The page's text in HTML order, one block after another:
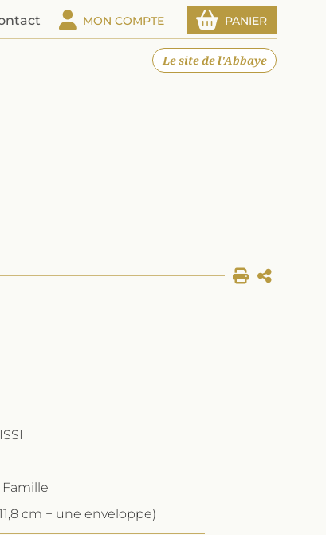
MON COMPTE PANIER
Le site de l'Abbaye
cm + une enveloppe)